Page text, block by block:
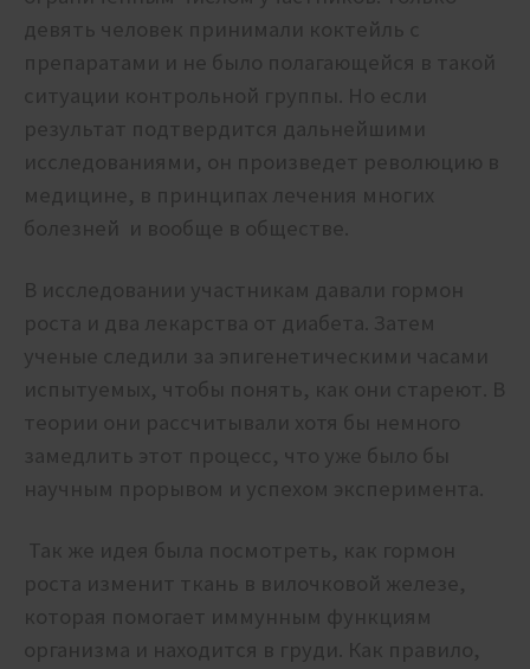
девять человек принимали коктейль с
препаратами и не было полагающейся в такой
ситуации контрольной группы. Но если
результат подтвердится дальнейшими
исследованиями, он произведет революцию в
медицине, в принципах лечения многих
болезней и вообще в обществе.
В исследовании участникам давали гормон
роста и два лекарства от диабета. Затем
ученые следили за эпигенетическими часами
испытуемых, чтобы понять, как они стареют. В
теории они рассчитывали хотя бы немного
замедлить этот процесс, что уже было бы
научным прорывом и успехом эксперимента.
Так же идея была посмотреть, как гормон
роста изменит ткань в вилочковой железе,
которая помогает иммунным функциям
организма и находится в груди. Как правило,